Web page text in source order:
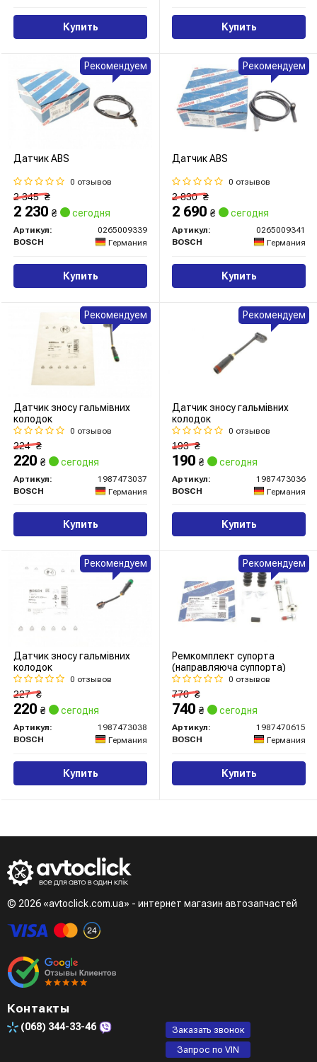
Купить Купить
Датчик ABS
0 отзывов
2 345₴
2 230 ₴ сегодня
Артикул:
0265009339
BOSCH
Германия
Купить
Рекомендуем
Датчик ABS
0 отзывов
2 830₴
2 690 ₴ сегодня
Артикул:
0265009341
BOSCH
Германия
Купить
Рекомендуем
Датчик зносу гальмівних
колодок
0 отзывов
224₴
220 ₴ сегодня
Артикул:
1987473037
BOSCH
Германия
Купить
Рекомендуем
Датчик зносу гальмівних
колодок
0 отзывов
193₴
190 ₴ сегодня
Артикул:
1987473036
BOSCH
Германия
Купить
Рекомендуем
Датчик зносу гальмівних
колодок
0 отзывов
227₴
220 ₴ сегодня
Артикул:
1987473038
BOSCH
Германия
Купить
Рекомендуем
Ремкомплект супорта
(направляюча суппорта)
0 отзывов
770₴
740 ₴ сегодня
Артикул:
1987470615
BOSCH
Германия
Купить
Рекомендуем
© 2026 «avtoclick.com.ua» - интернет магазин автозапчастей
Контакты
(068) 344-33-46
Заказать звонок
Запрос по VIN